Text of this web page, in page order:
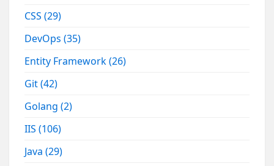
CSS(29)
DevOps(35)
Entity Framework(26)
Git(42)
Golang(2)
IIS(106)
Java(29)